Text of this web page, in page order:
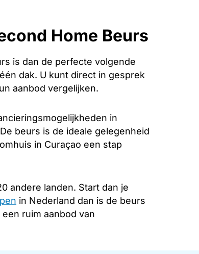
Home Beurs
is dan de perfecte volgende
dak. U kunt direct in gesprek
aanbod vergelijken.
in
beurs is de ideale gelegenheid
in Curaçao een stap
andere landen. Start dan je
in Nederland dan is de beurs
ruim aanbod van